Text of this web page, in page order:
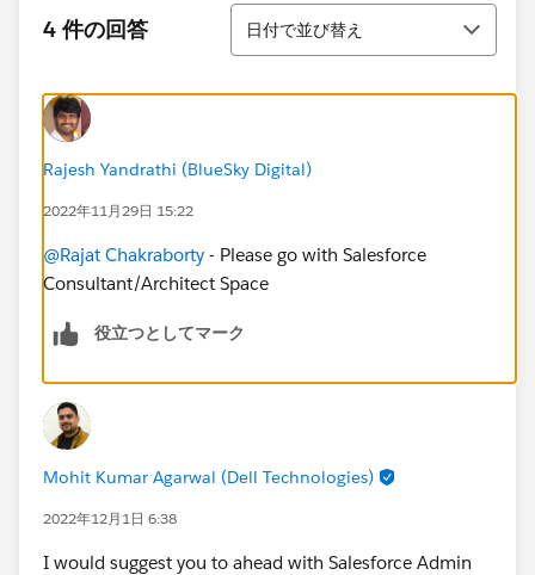
4 件の回答
並び替え
日付で並び替え
Rajesh Yandrathi (BlueSky Digital)
2022年11月29日 15:22
@Rajat Chakraborty - Please go with Salesforce
Consultant/Architect Space
役立つとしてマーク
Mohit Kumar Agarwal (Dell Technologies)
2022年12月1日 6:38
I would suggest you to ahead with Salesforce Admin